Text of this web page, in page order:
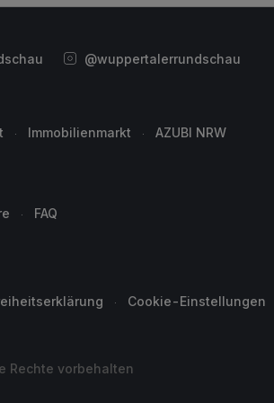
@wuppertalerrundschau
Immobilienmarkt AZUBI NRW
FAQ
Cookie-Einstellungen
Rechte vorbehalten